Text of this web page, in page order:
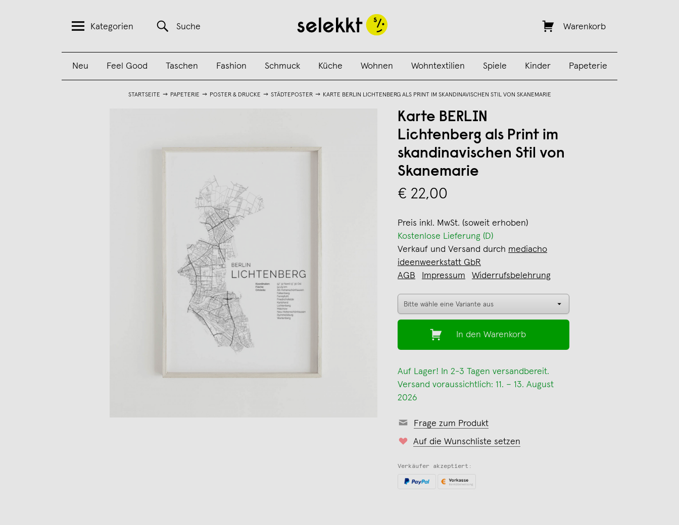
Kategorien Suche Warenkorb
Neu Feel Good Taschen Fashion Schmuck Küche Wohnen Wohntextilien Spiele Kinder Papeterie
STARTSEITE PAPETERIE POSTER & DRUCKE STÄDTEPOSTER KARTE BERLIN LICHTENBERG ALS PRINT IM SKANDINAVISCHEN STIL VON SKANEMARIE
Karte BERLIN
Lichtenberg als Print im
skandinavischen Stil von
Skanemarie
€ 22,00
Preis inkl. MwSt. (soweit erhoben)
Kostenlose Lieferung (D)
Verkauf und Versand durch mediacho
ideenweerkstatt GbR
AGB
Impressum Widerrufsbelehrung
In den Warenkorb
Auf Lager! In 2-3 Tagen versandbereit.
Versand voraussichtlich: 11. – 13. August
2026
Frage zum Produkt
Auf die Wunschliste setzen
Verkäufer akzeptiert: